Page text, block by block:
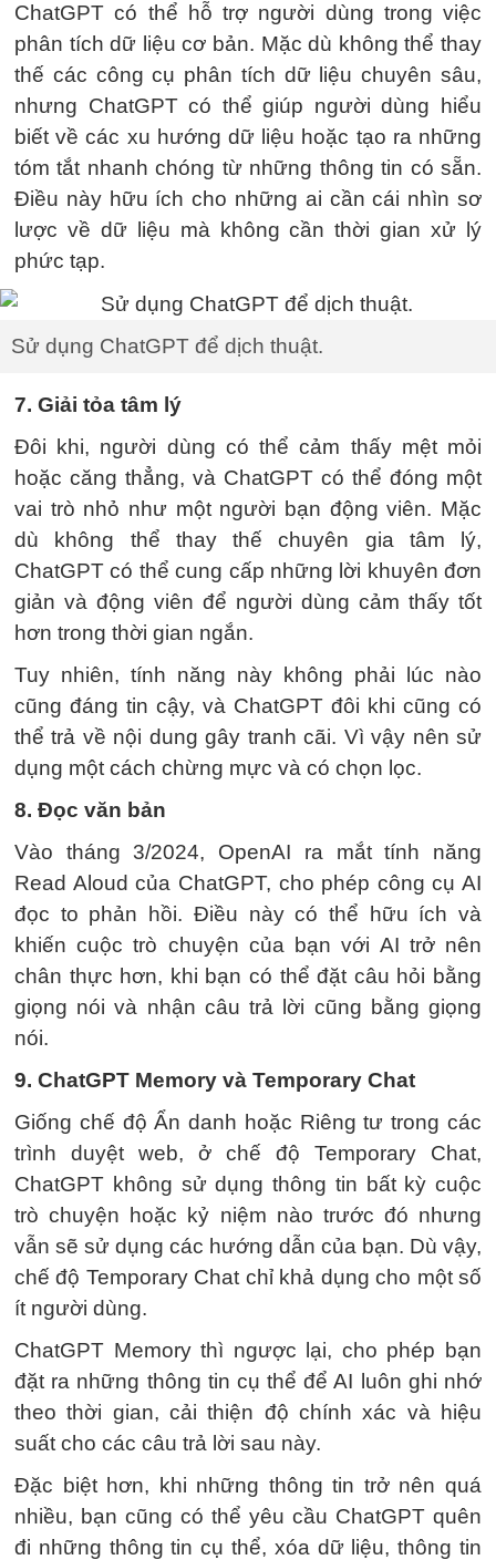
ChatGPT có thể hỗ trợ người dùng trong việc
phân tích dữ liệu cơ bản. Mặc dù không thể thay
thế các công cụ phân tích dữ liệu chuyên sâu,
nhưng ChatGPT có thể giúp người dùng hiểu
biết về các xu hướng dữ liệu hoặc tạo ra những
tóm tắt nhanh chóng từ những thông tin có sẵn.
Điều này hữu ích cho những ai cần cái nhìn sơ
lược về dữ liệu mà không cần thời gian xử lý
phức tạp.
Sử dụng ChatGPT để dịch thuật.
7. Giải tỏa tâm lý
Đôi khi, người dùng có thể cảm thấy mệt mỏi
hoặc căng thẳng, và ChatGPT có thể đóng một
vai trò nhỏ như một người bạn động viên. Mặc
dù không thể thay thế chuyên gia tâm lý,
ChatGPT có thể cung cấp những lời khuyên đơn
giản và động viên để người dùng cảm thấy tốt
hơn trong thời gian ngắn.
Tuy nhiên, tính năng này không phải lúc nào
cũng đáng tin cậy, và ChatGPT đôi khi cũng có
thể trả về nội dung gây tranh cãi. Vì vậy nên sử
dụng một cách chừng mực và có chọn lọc.
8. Đọc văn bản
Vào tháng 3/2024, OpenAI ra mắt tính năng
Read Aloud của ChatGPT, cho phép công cụ AI
đọc to phản hồi. Điều này có thể hữu ích và
khiến cuộc trò chuyện của bạn với AI trở nên
chân thực hơn, khi bạn có thể đặt câu hỏi bằng
giọng nói và nhận câu trả lời cũng bằng giọng
nói.
9. ChatGPT Memory và Temporary Chat
Giống chế độ Ẩn danh hoặc Riêng tư trong các
trình duyệt web, ở chế độ Temporary Chat,
ChatGPT không sử dụng thông tin bất kỳ cuộc
trò chuyện hoặc kỷ niệm nào trước đó nhưng
vẫn sẽ sử dụng các hướng dẫn của bạn. Dù vậy,
chế độ Temporary Chat chỉ khả dụng cho một số
ít người dùng.
ChatGPT Memory thì ngược lại, cho phép bạn
đặt ra những thông tin cụ thể để AI luôn ghi nhớ
theo thời gian, cải thiện độ chính xác và hiệu
suất cho các câu trả lời sau này.
Đặc biệt hơn, khi những thông tin trở nên quá
nhiều, bạn cũng có thể yêu cầu ChatGPT quên
đi những thông tin cụ thể, xóa dữ liệu, thông tin